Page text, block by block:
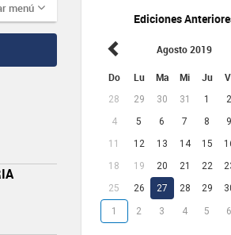
Ediciones
Agosto 2019
Do Lu Ma Mi Ju
28 29 30 31 1 2
4
5 6 7 8 9
11
12 13 14 15
18
19 20 21 22
25
26 27 28 29
1 2 3 4 5 6
menú